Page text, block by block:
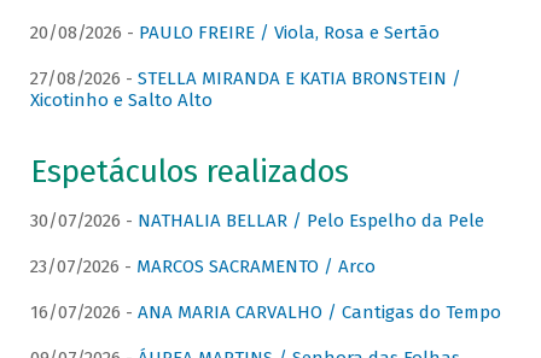
20/08/2026 - PAULO FREIRE / Viola, Rosa e Sertão
27/08/2026 - STELLA MIRANDA E KATIA BRONSTEIN /
Xicotinho e Salto Alto
Espetáculos realizados
30/07/2026 - NATHALIA BELLAR / Pelo Espelho da Pele
23/07/2026 - MARCOS SACRAMENTO / Arco
16/07/2026 - ANA MARIA CARVALHO / Cantigas do Tempo